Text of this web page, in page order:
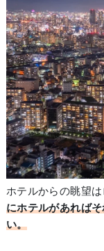
ホテルからの眺望
にホテルがあれば
い。